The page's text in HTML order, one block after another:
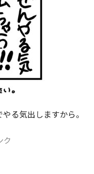
る気出しますから。
ク